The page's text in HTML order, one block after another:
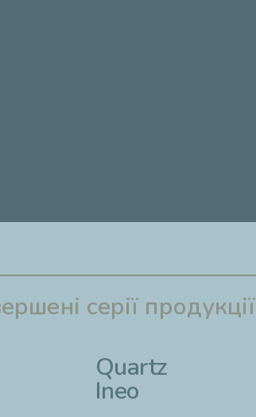
серії продукції
Quartz
Ineo